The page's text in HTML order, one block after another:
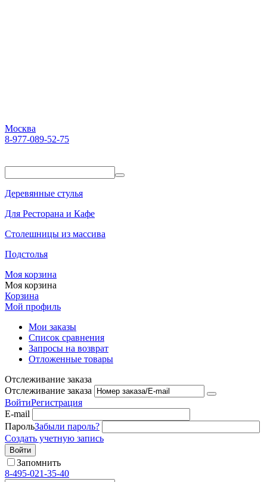
Москва
8-977-089-52-75
Деревянные стулья
Для Ресторана и Кафе
Столешницы из массива
Подстолья
Моя корзина
Моя корзина
Корзина
Мой профиль
Мои заказы
Список сравнения
Запросы на возврат
Отложенные товары
Отслеживание заказа
Отслеживание заказа
ВойтиРегистрация
E-mail
ПарольЗабыли пароль?
Создать учетную запись
Войти
Запомнить
8-495-021-35-40